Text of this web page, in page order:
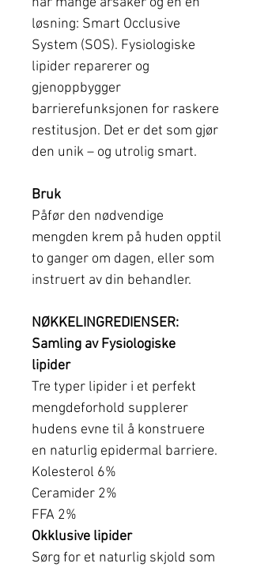
løsning: Smart Occlusive
System (SOS). Fysiologiske
lipider reparerer og
gjenoppbygger
barrierefunksjonen for raskere
restitusjon. Det er det som gjør
den unik – og utrolig smart.
Bruk
Påfør den nødvendige
mengden krem på huden opptil
to ganger om dagen, eller som
instruert av din behandler.
NØKKELINGREDIENSER:
Samling av Fysiologiske
lipider
Tre typer lipider i et perfekt
mengdeforhold supplerer
hudens evne til å konstruere
en naturlig epidermal barriere.
Kolesterol 6%
Ceramider 2%
FFA 2%
Okklusive lipider
Sørg for et naturlig skjold som